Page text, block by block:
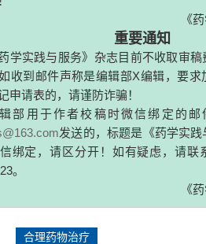
学实践与服务》杂志目前不收取审稿
收到邮件声称是编辑部X编辑，要求
申请表的，请谨防诈骗！
部用于作者校稿时微信绑定的邮
发送的，标题是《药学实践
绑定，请区分开！如有疑虑，请联
。
季胺化4(3H)-喹唑啉酮类的药
胡宁,冯雷
1994, (1): 8-10.
介绍一种最新止血药——立止血
剂)
合理药物治疗